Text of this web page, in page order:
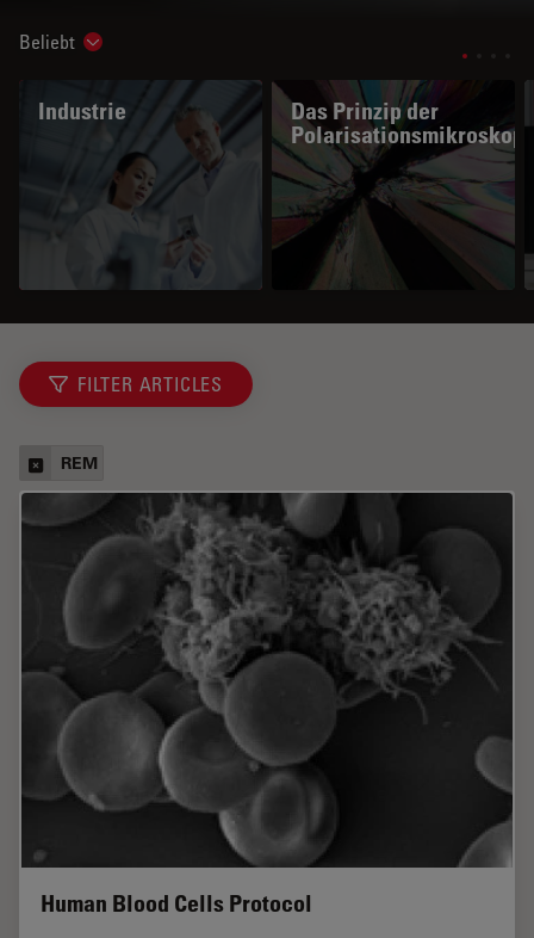
Beliebt Show subnavigation
Industrie
Das Prinzip der
FILTER ARTICLES
REM
Human Blood Cells Protocol